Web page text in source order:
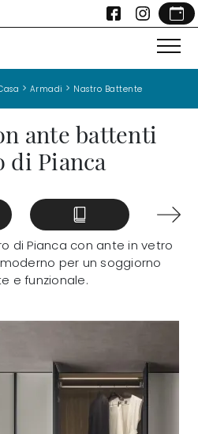
> Armadi > Nastro Battente
ante battenti
di Pianca
di Pianca con ante in vetro
per un soggiorno
e funzionale.